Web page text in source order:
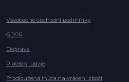
Všeobecné obchodní podmínky
GDPR
Doprava
Platební údaje
Prodloužená lhůta na vrácení zboží